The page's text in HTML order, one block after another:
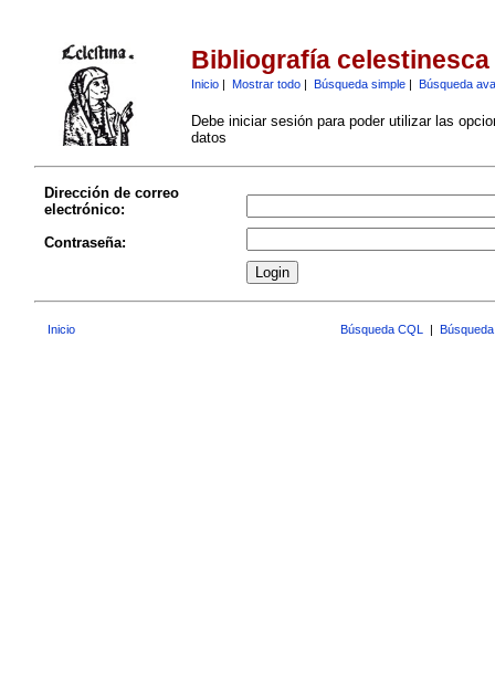
Bibliografía celestinesca
Inicio| Mostrar todo| Búsqueda simple| Búsqueda
Debe iniciar sesión para poder utilizar las
datos
Dirección de correo
electrónico:
Contraseña:
Inicio Búsqueda CQL |